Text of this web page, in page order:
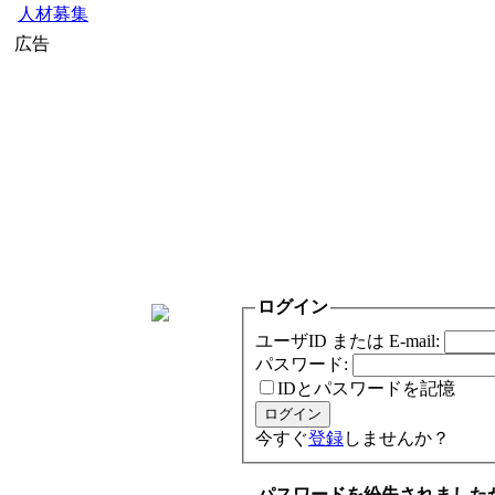
人材募集
広告
ログイン
ユーザID または E-mail:
パスワード:
IDとパスワードを記憶
今すぐ登録しませんか？